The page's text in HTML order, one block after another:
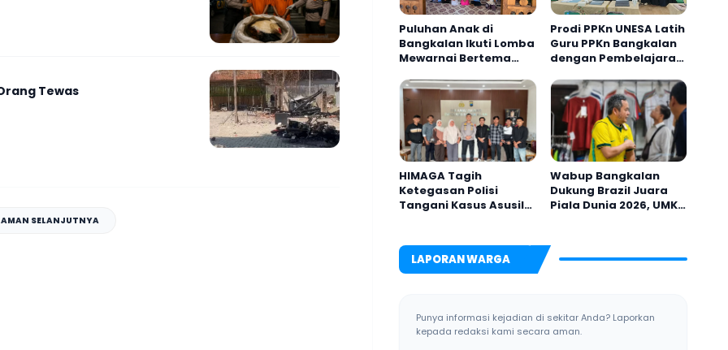
Tewas
SELANJUTNYA
Puluhan Anak di
Bangkalan Ikuti Lomba
Mewarnai Bertema
Prodi PPKn UNESA Latih
Guru PPKn Bangkalan
dengan Pembelajaran
HIMAGA Tagih
Ketegasan Polisi
Tangani Kasus Asusila
Wabup Bangkalan
Dukung Brazil Juara
Piala Dunia 2026, UMKM
LAPORAN WARGA
Punya informasi kejadian di sekitar Anda? Laporkan
kepada redaksi kami secara aman.